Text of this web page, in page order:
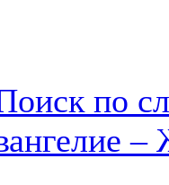
по
–